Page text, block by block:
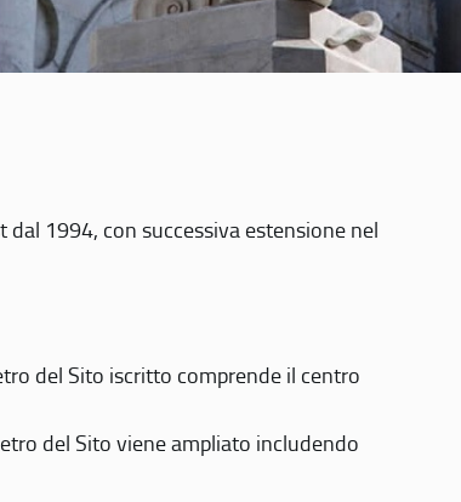
dal 1994, con successiva estensione nel
del Sito iscritto comprende il centro
del Sito viene ampliato includendo